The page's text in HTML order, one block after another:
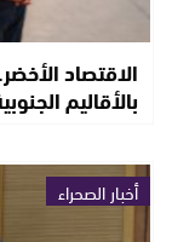
الاقتصاد
بالأقاليم
أخبار الصحراء